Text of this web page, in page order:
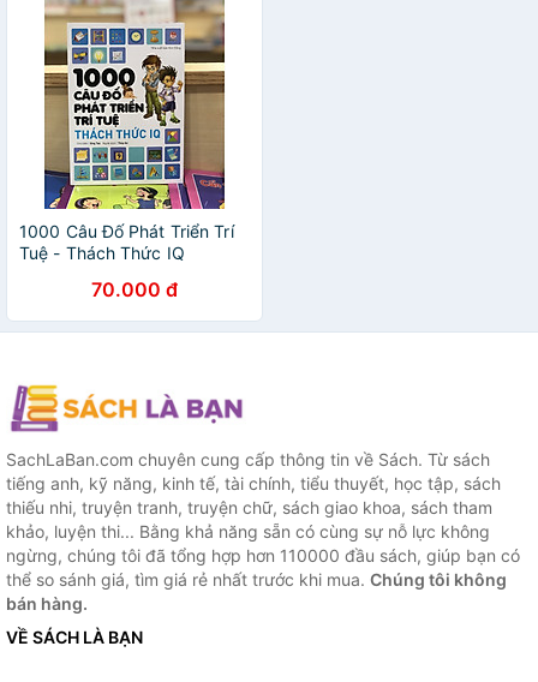
1000 Câu Đố Phát Triển Trí
Tuệ - Thách Thức IQ
70.000 đ
SachLaBan.com chuyên cung cấp thông tin về Sách. Từ sách
tiếng anh, kỹ năng, kinh tế, tài chính, tiểu thuyết, học tập, sách
thiếu nhi, truyện tranh, truyện chữ, sách giao khoa, sách tham
khảo, luyện thi... Bằng khả năng sẵn có cùng sự nỗ lực không
ngừng, chúng tôi đã tổng hợp hơn 110000 đầu sách, giúp bạn có
thể so sánh giá, tìm giá rẻ nhất trước khi mua. Chúng tôi không
bán hàng.
VỀ SÁCH LÀ BẠN